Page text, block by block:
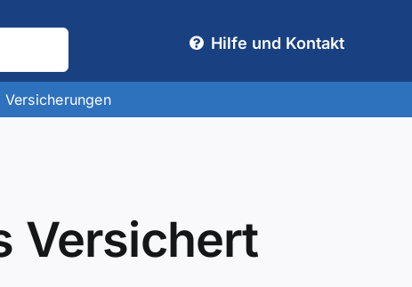
Hilfe und Kontakt
Versicherungen
Versichert